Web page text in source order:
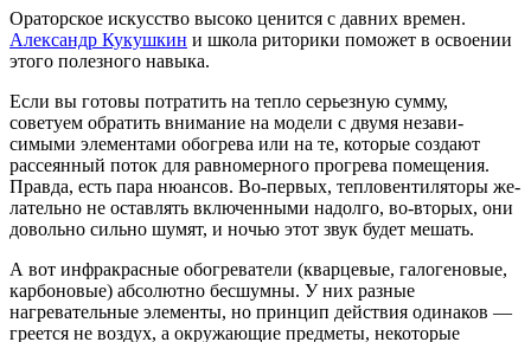
Ораторское искусство высоко ценится с давних времен.
Александр Кукушкин и школа риторики поможет в освоении
этого полезного навыка.
Если вы готовы потратить на тепло се­рьезную сумму,
советуем обратить внимание на модели с двумя незави­
симыми элементами обогрева или на те, которые создают
рассеянный по­ток для равномерного прогрева по­мещения.
Правда, есть пара нюансов. Во-первых, тепловентиляторы же­
лательно не оставлять включенны­ми надолго, во-вторых, они
доволь­но сильно шумят, и ночью этот звук будет мешать.
А вот инфракрасные обогревате­ли (кварцевые, галогеновые,
карбо­новые) абсолютно бесшумны. У них разные
нагревательные элементы, но принцип действия одинаков —
греется не воздух, а окружающие предметы, некоторые